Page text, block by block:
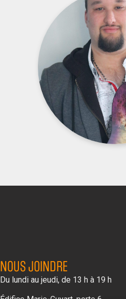
NOUS JOINDRE
Du lundi au jeudi, de 13 h à 19 h